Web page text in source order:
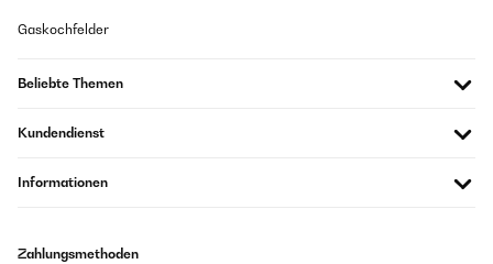
Gaskochfelder
Beliebte Themen
Kundendienst
Informationen
Zahlungsmethoden